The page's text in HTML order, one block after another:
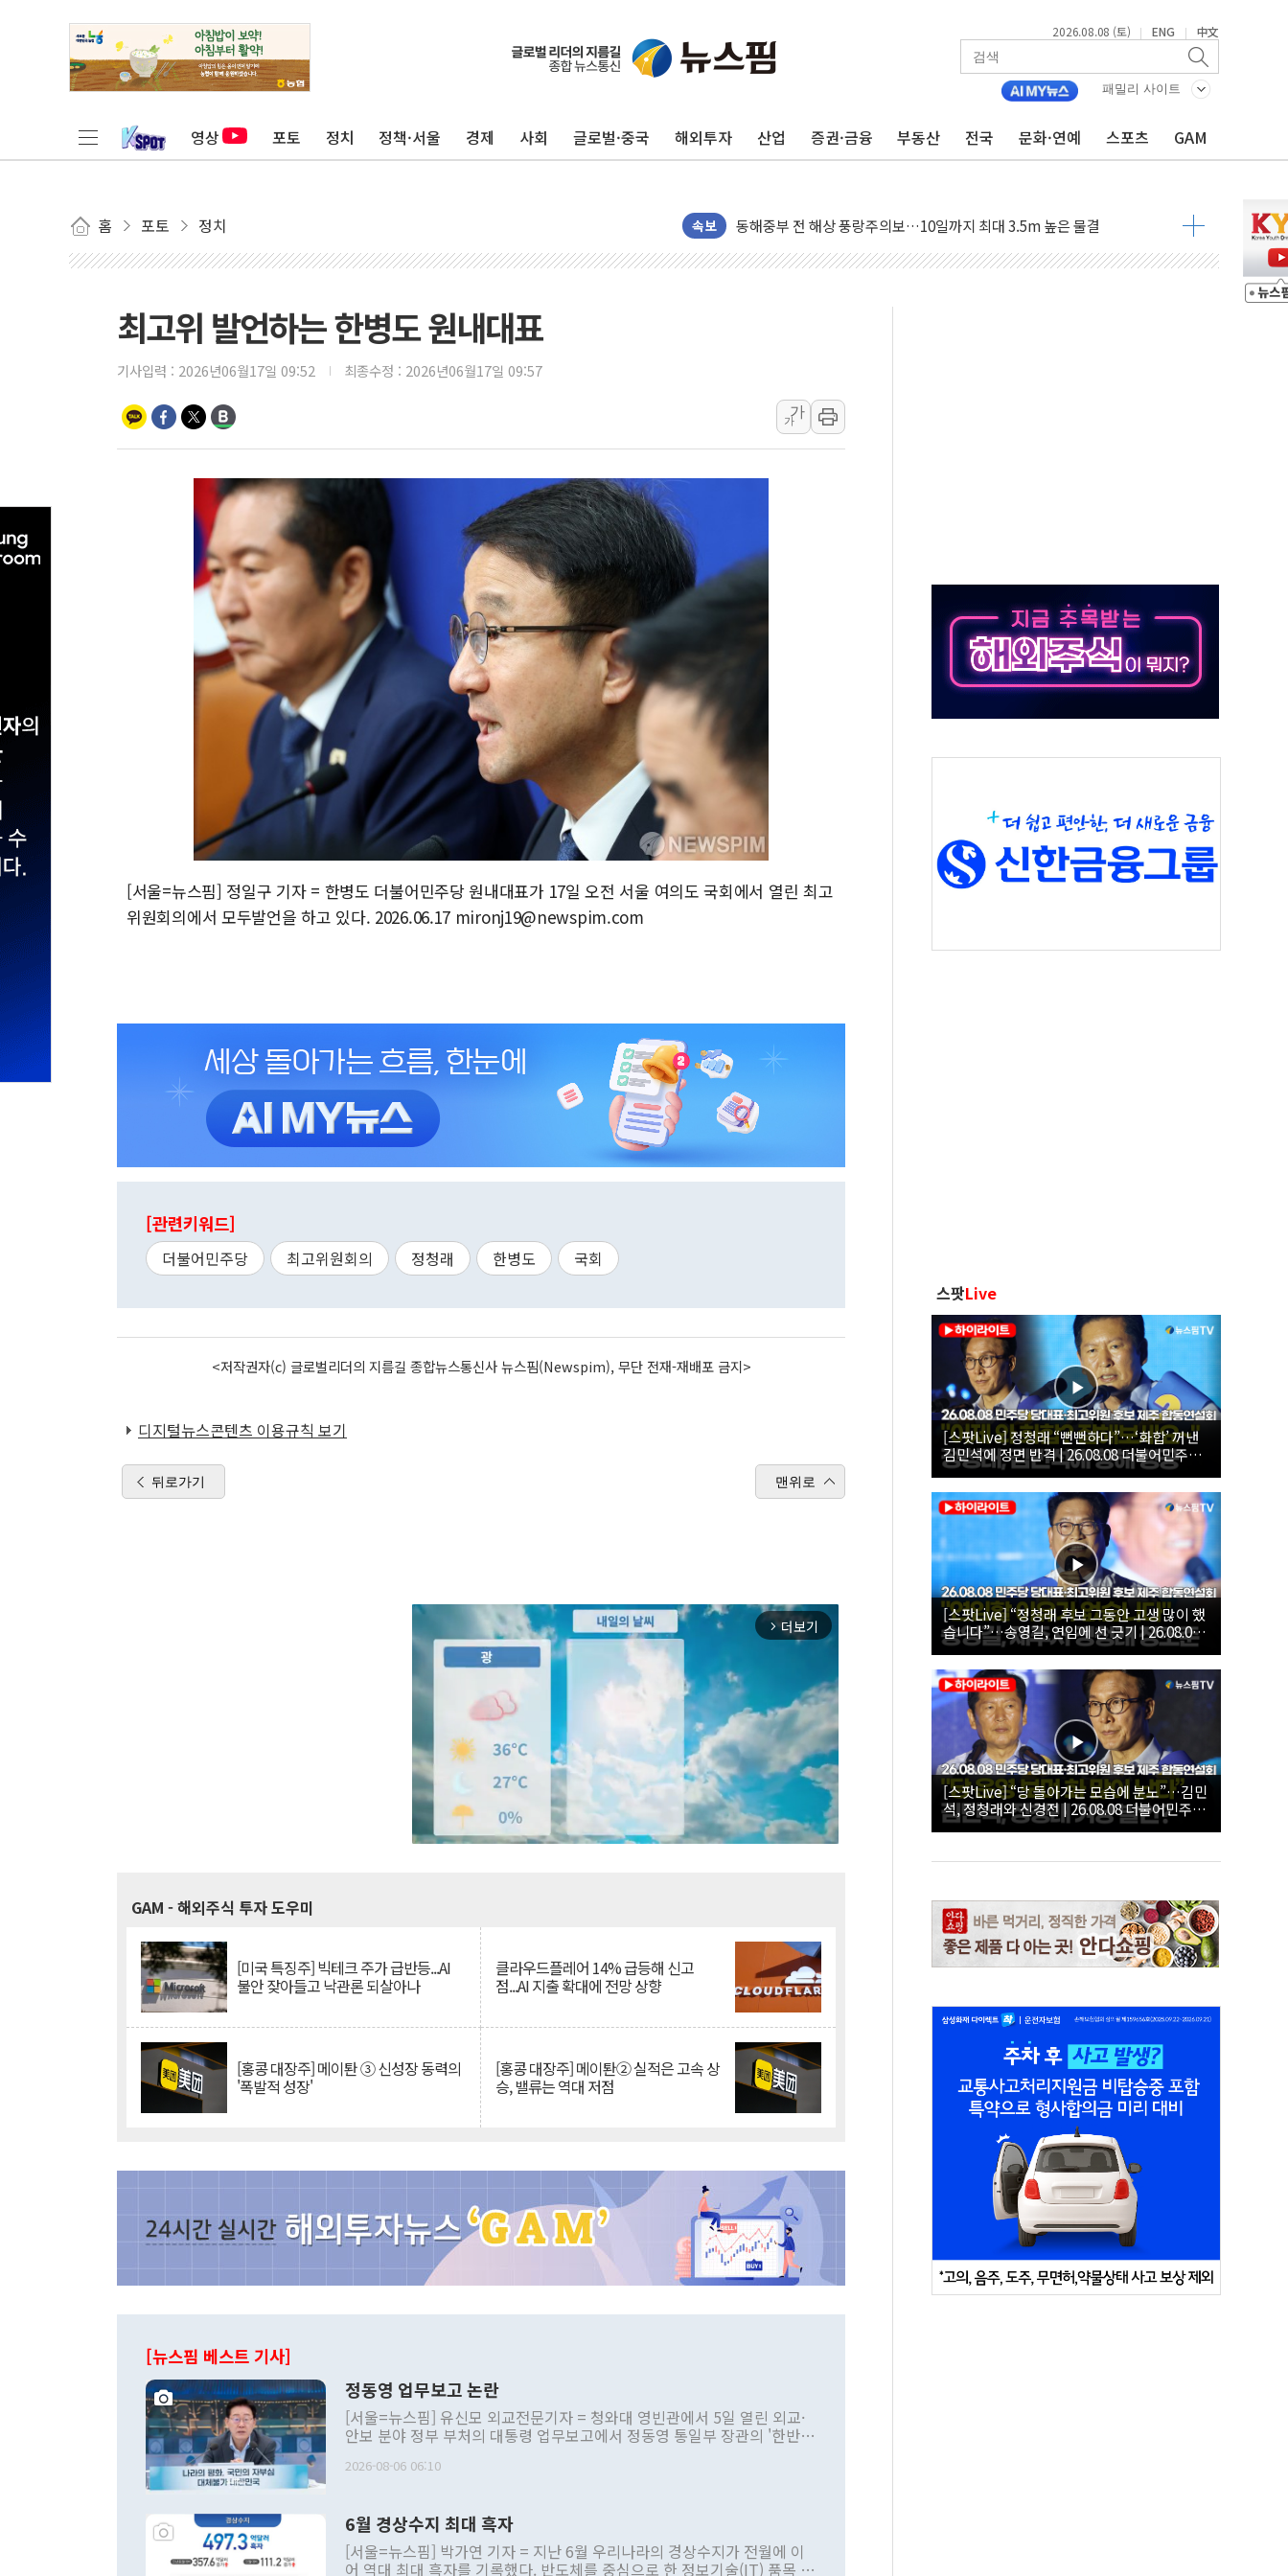
2026.08.08 (토) | ENG | 中文
패밀리 사이트
영상 포토 정치 정책·서울 경제 사회 글로벌·중국 해외투자 산업 증권·금융 부동산 전국 문화·연예 스포츠 GAM
홈 포토 정치 속보
'화합' 꺼낸 김민석에 '뻔뻔' 받아친 정청래…제주 연설서 신경전 고조
동해중부 전 해상 풍랑주의보…10일까지 최대 3.5m 높은 물결
연일 폭염에 온열질환 사망 23명…정부, 비상대응기구 가동
인제 용대리 계곡서 수위 상승으로 피서객 7명 고립…전원 구조
청양 밭에서 일하던 90대 숨져…온열질환 여부 조사
폭염에 車 운전면허 기능시험 오전 집중 편성…체감온도 38도 넘으면 중단
李대통령, 'ISA·주가누르기 방지법' 전면 재검토 지시
'호우 특보' 경북 울진 시간당 20~30mm 강한 비...가뭄 해소될 듯
충북 주말 무더위 지속…청주·진천 35도, 곳곳 소나기
한상협, 업계 개인정보 보안 새판 짠다…'자율규제단체' 타진
민주당, 오늘 제주·인천 경선 발표...김민석 '재역전' vs 정청래 '격차 확대'
뉴욕증시, 고용 쇼크에 금리 인상 우려 후퇴…S&P500 최고치
최고위 발언하는 한병도 원내대표
기사입력 : 2026년06월17일 09:52 최종수정 : 2026년06월17일 09:57
가
가
[서울=뉴스핌] 정일구 기자 = 한병도 더불어민주당 원내대표가 17일 오전 서울 여의도 국회에서 열린 최고
위원회의에서 모두발언을 하고 있다. 2026.06.17 mironj19@newspim.com
[관련키워드]
더불어민주당 최고위원회의 정청래 한병도 국회
<저작권자(c) 글로벌리더의 지름길 종합뉴스통신사 뉴스핌(Newspim), 무단 전재-재배포 금지>
디지털뉴스콘텐츠 이용규칙 보기
뒤로가기 맨위로
arrow_forward_ios 더보기
GAM - 해외주식 투자 도우미
[미국 특징주] 빅테크 주가 급반등...AI
불안 잦아들고 낙관론 되살아나
클라우드플레어 14% 급등해 신고
점...AI 지출 확대에 전망 상향
[홍콩 대장주] 메이퇀 ③ 신성장 동력의
'폭발적 성장'
[홍콩 대장주] 메이퇀② 실적은 고속 상
승, 밸류는 역대 저점
[뉴스핌 베스트 기사]
정동영 업무보고 논란
[서울=뉴스핌] 유신모 외교전문기자 = 청와대 영빈관에서 5일 열린 외교·
안보 분야 정부 부처의 대통령 업무보고에서 정동영 통일부 장관의 '한반도
발언 중에는 정부 내 조율을 거치지 않은 사안을 정책으로 추진하겠다고 공
주의적 희망에 근거한 비현실적 구상'이라는 비판을 내놨다. 그동안 정 장
관의 대북 정책 관련 발언이 물의를 빚은 적은 여러 번 있지만 대통령과 유
관 부처 장관이 공개적으로 부정적 입장을 표명한 것은 이례적이다. 정 장
2026-08-06 06:10
6월 경상수지 최대 흑자
[서울=뉴스핌] 박가연 기자 = 지난 6월 우리나라의 경상수지가 전월에 이
어 역대 최대 흑자를 기록했다. 반도체를 중심으로 한 정보기술(IT) 품목 수
스팟Live
[스팟Live] 정청래 “뻔뻔하다”…‘화합’ 꺼낸
김민석에 정면 반격 | 26.08.08 더불어민주당
당대표·최고위원 후보 제주 합동연설회
[스팟Live] “정청래 후보 그동안 고생 많이 했
습니다”…송영길, 연임에 선 긋기 | 26.08.08
더불어민주당 당대표·최고위원 후보 제주 합
동연설회
[스팟Live] “당 돌아가는 모습에 분노”…김민
석, 정청래와 신경전 | 26.08.08 더불어민주당
당대표·최고위원 후보 제주 합동연설회